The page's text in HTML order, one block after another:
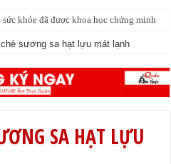
nhau 10 ly như 1
sương sa hạt lựu mát lạnh
SA HẠT LỰU